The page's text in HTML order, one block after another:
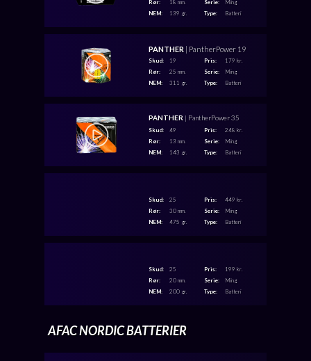
PANTHER | PantherPower 19
PANTHER | PantherPower 35
Rør:
NEM:
Serie:
Type:
Skud:
Rør:
NEM:
Pris:
Serie:
Type:
Skud:
Rør:
NEM:
Pris:
Serie:
Type:
Skud:
Rør:
NEM:
Pris:
Serie:
Type:
Skud:
Rør:
NEM:
Pris:
Serie:
Type:
18 mm.
139 gr.
Ming
Batteri
19
25 mm.
311 gr.
179 kr.
Ming
Batteri
49
13 mm.
143 gr.
25
30 mm.
475 gr.
25
20 mm.
200 gr.
248 kr.
Ming
Batteri
449 kr.
Ming
Batteri
199 kr.
Ming
Batteri
AFAC NORDIC BATTERIER